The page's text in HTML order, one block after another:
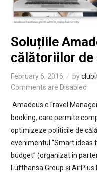
Soluțiile
călătoriilor de
February 6, 2016 by
Comments are Disabled
Amadeus eTravel
booking, care permite
optimizeze politicile de
evenimentul “Smart ideas
budget” (organizat în
Lufthansa Group și